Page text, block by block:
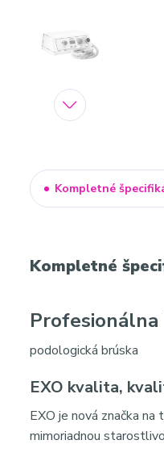
Kompletné
Kompletné
Profesionálna
podologická brúska
EXO kvalita,
EXO je nová značka
mimoriadnou